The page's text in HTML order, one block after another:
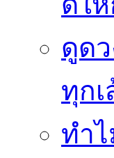
ดูด
ทุก
ทำ